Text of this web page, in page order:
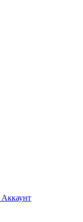
Аккаунт